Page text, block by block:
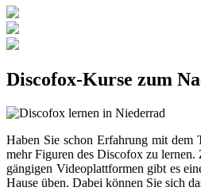
Discofox-Kurse zum
Haben Sie schon Erfahrung mit dem
mehr Figuren des Discofox zu lernen.
gängigen Videoplattformen gibt es
Hause üben. Dabei können Sie sich